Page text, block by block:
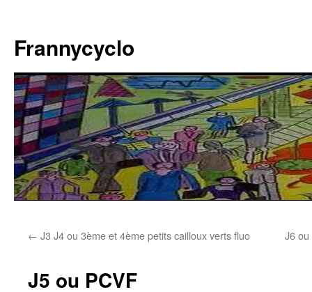
contenu
Frannycyclo
← J3 J4 ou 3ème et 4ème petits cailloux verts fluo J6
J5 ou PCVF